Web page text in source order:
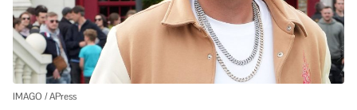
IMAGO / APress